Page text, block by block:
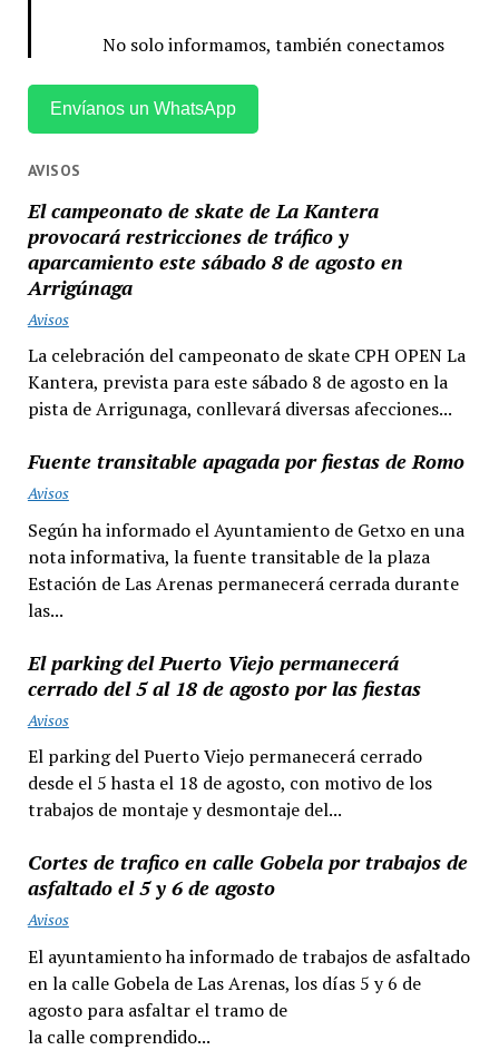
No solo informamos, también conectamos
Envíanos un WhatsApp
AVISOS
El campeonato de skate de La Kantera
provocará restricciones de tráfico y
aparcamiento este sábado 8 de agosto en
Arrigúnaga
Avisos
La celebración del campeonato de skate CPH OPEN La
Kantera, prevista para este sábado 8 de agosto en la
pista de Arrigunaga, conllevará diversas afecciones...
Fuente transitable apagada por fiestas de Romo
Avisos
Según ha informado el Ayuntamiento de Getxo en una
nota informativa, la fuente transitable de la plaza
Estación de Las Arenas permanecerá cerrada durante
las...
El parking del Puerto Viejo permanecerá
cerrado del 5 al 18 de agosto por las fiestas
Avisos
El parking del Puerto Viejo permanecerá cerrado
desde el 5 hasta el 18 de agosto, con motivo de los
trabajos de montaje y desmontaje del...
Cortes de trafico en calle Gobela por trabajos de
asfaltado el 5 y 6 de agosto
Avisos
El ayuntamiento ha informado de trabajos de asfaltado
en la calle Gobela de Las Arenas, los días 5 y 6 de
agosto para asfaltar el tramo de
la calle comprendido...